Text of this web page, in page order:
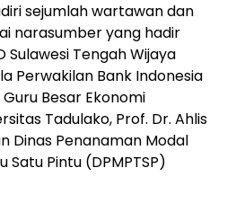
sejumlah wartawan dan
narasumber yang hadir
Sulawesi Tengah Wijaya
Perwakilan Bank Indonesia
Besar Ekonomi
Tadulako, Prof. Dr. Ahlis
Dinas Penanaman Modal
Pintu (DPMPTSP)